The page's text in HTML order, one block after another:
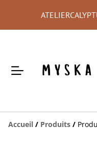
Accueil / Produits /